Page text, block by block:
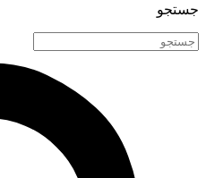
جستجو